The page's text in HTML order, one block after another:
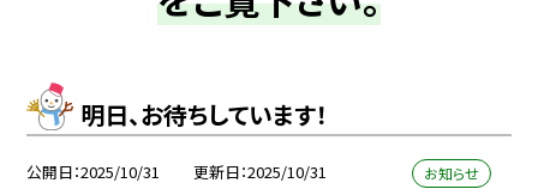
明日、お待ちしています！
公開日 2025/10/31 更新日 2025/10/31 お知らせ